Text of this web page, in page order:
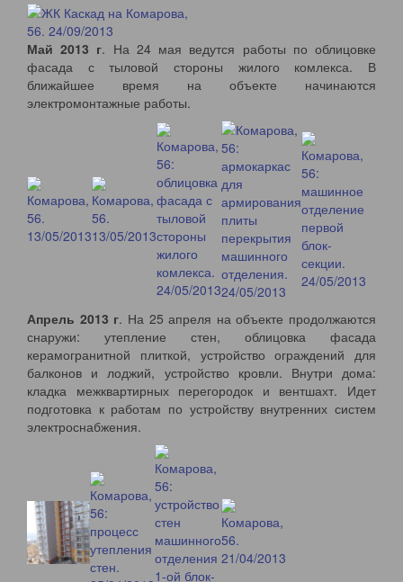
Май 2013 г. На 24 мая ведутся работы по облицовке
фасада с тыловой стороны жилого комлекса. В
ближайшее время на объекте начинаются
электромонтажные работы.
Апрель 2013 г. На 25 апреля на объекте продолжаются
снаружи: утепление стен, облицовка фасада
керамогранитной плиткой, устройство ограждений для
балконов и лоджий, устройство кровли. Внутри дома:
кладка межквартирных перегородок и вентшахт. Идет
подготовка к работам по устройству внутренних систем
электроснабжения.